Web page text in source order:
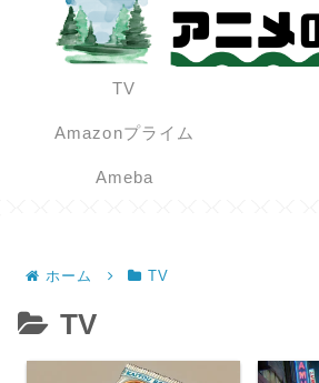
TV
Amazonプライム
Ameba
ホーム TV
TV